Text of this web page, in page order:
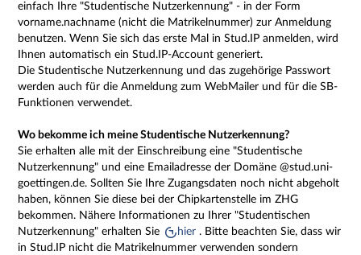
einfach Ihre "Studentische Nutzerkennung" - in der Form
vorname.nachname (nicht die Matrikelnummer) zur Anmeldung
benutzen. Wenn Sie sich das erste Mal in Stud.IP anmelden, wird
Ihnen automatisch ein Stud.IP-Account generiert.
Die Studentische Nutzerkennung und das zugehörige Passwort
werden auch für die Anmeldung zum WebMailer und für die SB-
Funktionen verwendet.
Wo bekomme ich meine Studentische Nutzerkennung?
Sie erhalten alle mit der Einschreibung eine "Studentische
Nutzerkennung" und eine Emailadresse der Domäne @stud.uni-
goettingen.de. Sollten Sie Ihre Zugangsdaten noch nicht abgeholt
haben, können Sie diese bei der Chipkartenstelle im ZHG
bekommen. Nähere Informationen zu Ihrer "Studentischen
Nutzerkennung" erhalten Sie
hier . Bitte beachten Sie, dass wir
in Stud.IP nicht die Matrikelnummer verwenden sondern